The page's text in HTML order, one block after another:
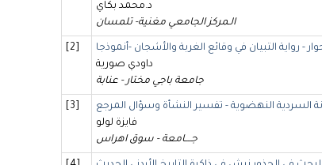
د.محمد بكاي
الـمركز الجامعي مغنية- تلمسان
[2]
رواية التبيان في وقائع الغربة والأشجان -أنموذجا
داودي صورية
جامعة باجي مختار - عنابة
[3]
السردية النهضوية - تفسير النشأة وسؤال المرجع
فايزة لولو
جــــامعة - سوق اهراس